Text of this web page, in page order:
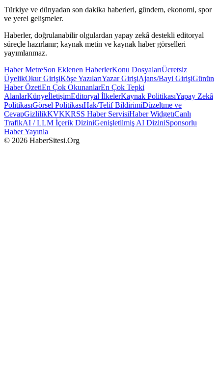
Türkiye ve dünyadan son dakika haberleri, gündem, ekonomi, spor
ve yerel gelişmeler.
Haberler, doğrulanabilir olgulardan yapay zekâ destekli editoryal
süreçle hazırlanır; kaynak metin ve kaynak haber görselleri
yayımlanmaz.
Haber MetreSon Eklenen HaberlerKonu DosyalarıÜcretsiz
ÜyelikOkur GirişiKöşe YazılarıYazar GirişiAjans/Bayi GirişiGünün
Haber ÖzetiEn Çok OkunanlarEn Çok Tepki
AlanlarKünyeİletişimEditoryal İlkelerKaynak PolitikasıYapay Zekâ
PolitikasıGörsel PolitikasıHak/Telif BildirimiDüzeltme ve
CevapGizlilikKVKKRSS Haber ServisiHaber WidgetıCanlı
TrafikAI / LLM İçerik DiziniGenişletilmiş AI DiziniSponsorlu
Haber Yayınla
© 2026 HaberSitesi.Org